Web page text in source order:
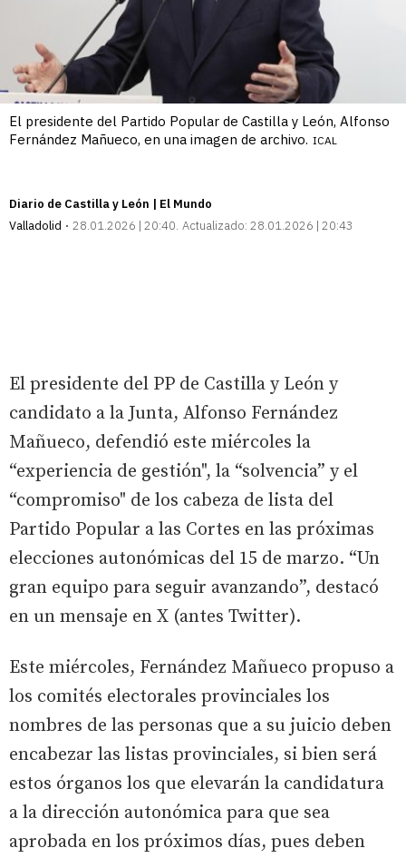
El presidente del Partido Popular de Castilla y León, Alfonso
Fernández Mañueco, en una imagen de archivo. ICAL
Diario de Castilla y León | El Mundo
Valladolid
28.01.2026 | 20:40 Actualizado: 28.01.2026 | 20:43
El presidente del PP de Castilla y León y
candidato a la Junta, Alfonso Fernández
Mañueco, defendió este miércoles la
“experiencia de gestión", la “solvencia” y el
“compromiso" de los cabeza de lista del
Partido Popular a las Cortes en las próximas
elecciones autonómicas del 15 de marzo. “Un
gran equipo para seguir avanzando”, destacó
en un mensaje en X (antes Twitter).
Este miércoles, Fernández Mañueco propuso a
los comités electorales provinciales los
nombres de las personas que a su juicio deben
encabezar las listas provinciales, si bien será
estos órganos los que elevarán la candidatura
a la dirección autonómica para que sea
aprobada en los próximos días, pues deben